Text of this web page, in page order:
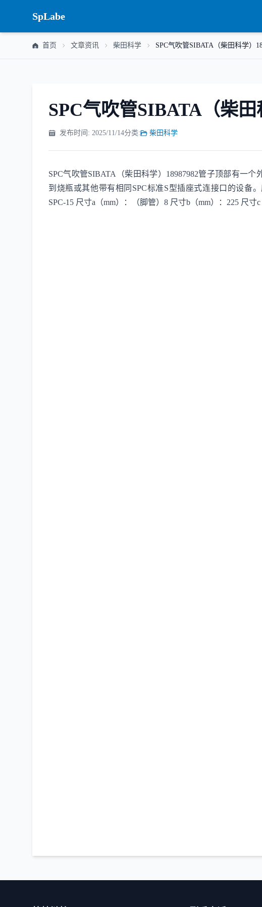
SpLabe
首页 文章资讯 柴田科学 SPC气吹管SIBATA（柴田科学）
SPC气吹管SIBATA（柴田
发布时间: 2025/11/14分类: 柴田科学
SPC气吹管SIBATA（柴田科学）18987982管子顶部有一
到烧瓶或其他带有相同SPC标准S型插座式连接口的设备。
SPC-15 尺寸a（mm）：（脚管）8 尺寸b（mm）：225 尺寸